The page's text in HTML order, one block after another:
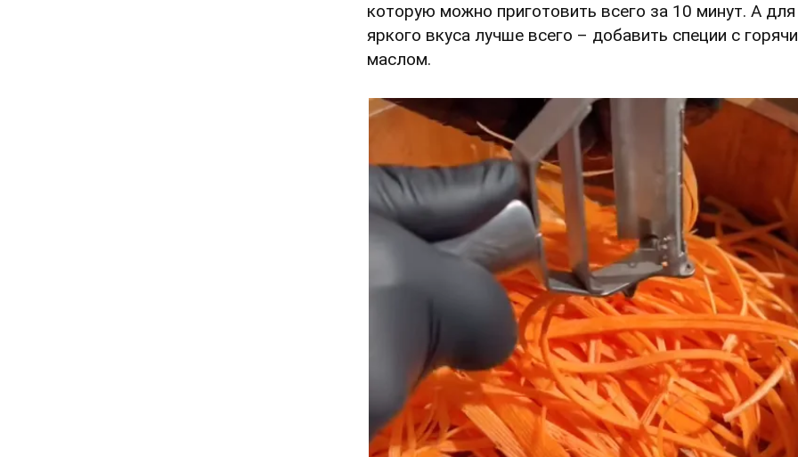
которую можно приготовить всего за 10 минут. А для
яркого вкуса лучше всего – добавить специи с
маслом.